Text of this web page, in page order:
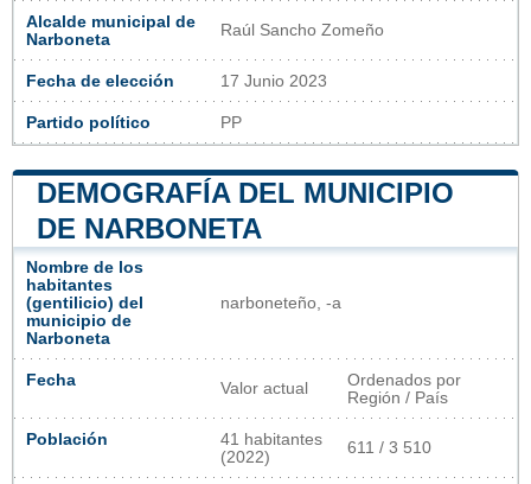
Alcalde municipal de
Narboneta
Raúl Sancho Zomeño
Fecha de elección 17 Junio 2023
Partido político PP
DEMOGRAFÍA DEL MUNICIPIO
DE NARBONETA
Nombre de los
habitantes
(gentilicio) del
municipio de
Narboneta
narboneteño, -a
Fecha Valor actual
Ordenados por
Región / País
Población
41 habitantes
(2022)
611 / 3 510